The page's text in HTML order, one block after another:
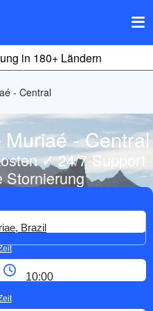
in 180+ Ländern
- Central
- Central
✓ 24/7-Support
Stornierung